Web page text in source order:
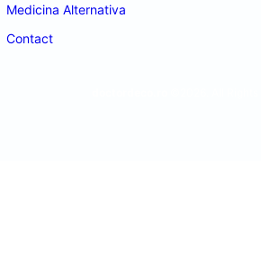
Medicina Alternativa
Contact